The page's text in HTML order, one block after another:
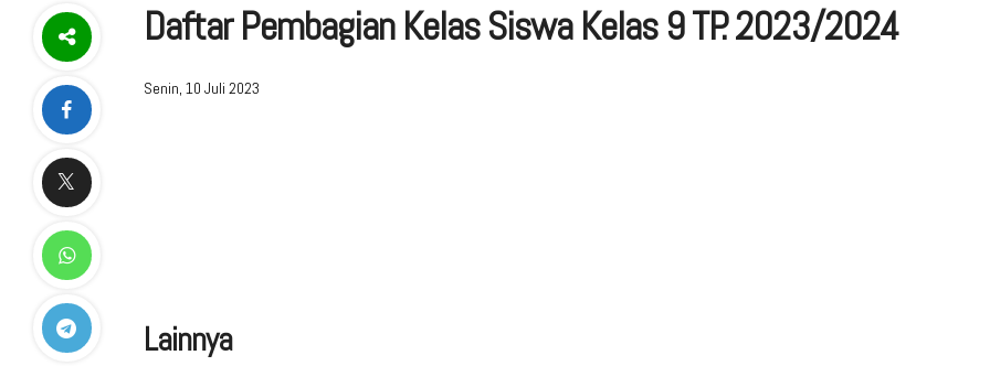
Daftar Pembagian Kelas Siswa Kelas 9 TP. 2023/2024
Senin, 10 Juli 2023
Lainnya